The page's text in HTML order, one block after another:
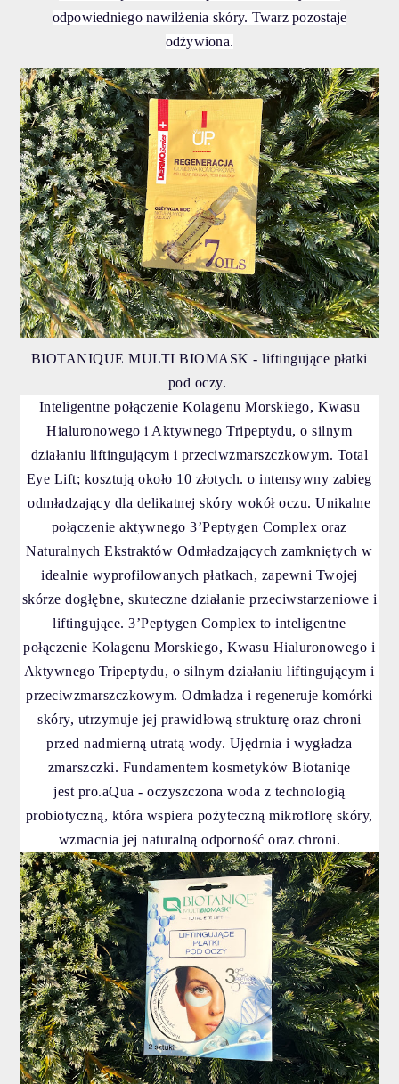
odpowiedniego nawilżenia skóry. Twarz pozostaje
odżywiona.
BIOTANIQUE MULTI BIOMASK - liftingujące płatki
pod oczy.
Inteligentne połączenie Kolagenu Morskiego, Kwasu
Hialuronowego i Aktywnego Tripeptydu, o silnym
działaniu liftingującym i przeciwzmarszczkowym. Total
Eye Lift; kosztują około 10 złotych.o intensywny zabieg
odmładzający dla delikatnej skóry wokół oczu. Unikalne
połączenie aktywnego 3’Peptygen Complex oraz
Naturalnych Ekstraktów Odmładzających zamkniętych w
idealnie wyprofilowanych płatkach, zapewni Twojej
skórze dogłębne, skuteczne działanie przeciwstarzeniowe i
liftingujące. 3’Peptygen Complex to inteligentne
połączenie Kolagenu Morskiego, Kwasu Hialuronowego i
Aktywnego Tripeptydu, o silnym działaniu liftingującym i
przeciwzmarszczkowym. Odmładza i regeneruje komórki
skóry, utrzymuje jej prawidłową strukturę oraz chroni
przed nadmierną utratą wody. Ujędrnia i wygładza
zmarszczki. Fundamentem kosmetyków Biotaniqe
jest pro.aQua - oczyszczona woda z technologią
probiotyczną, która wspiera pożyteczną mikroflorę skóry,
wzmacnia jej naturalną odporność oraz chroni.